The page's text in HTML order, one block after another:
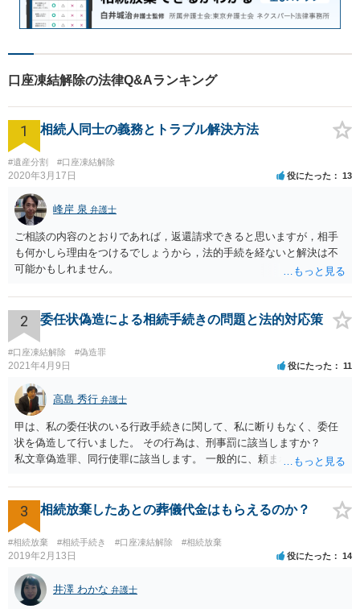
口座凍結解除の法律Q&Aランキング
1 相続人同士の義務とトラブル解決方法
#遺産分割 #口座凍結解除
2020年3月17日 役にたった 13
峰岸 泉 弁護士
ご相談の内容のとおりであれば，返還請求できると思いますが，相手
も何かしら理由をつけるでしょうから，法的手続を経ないと解決は不
可能かもしれません。
2 委任状偽造による相続手続きの問題と法的対応策
#口座凍結解除 #偽造罪
2021年4月9日 役にたった 11
高島 秀行 弁護士
甲は、私の委任状のいる行政手続きに関して、私に断りもなく、委任
状を偽造して行いました。 その行為は、刑事罰に該当しますか？
私文章偽造罪、同行使罪に該当します。 一般的に、頼まれた（委任さ
か？ 委任状を偽造して使用することはまでは依頼の範囲ではない
ので できないと思います。
3 相続放棄したあとの葬儀代金はもらえるのか？
#相続放棄 #相続手続き #口座凍結解除 #相続放棄
2019年2月13日 役にたった 14
井澤 わかな 弁護士